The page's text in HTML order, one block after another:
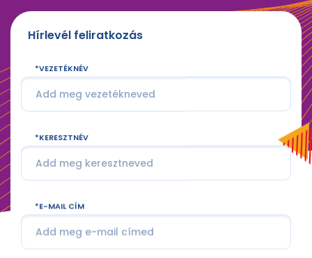
Hírlevél feliratkozás
VEZETÉKNÉV
KERESZTNÉV
E-MAIL CÍM